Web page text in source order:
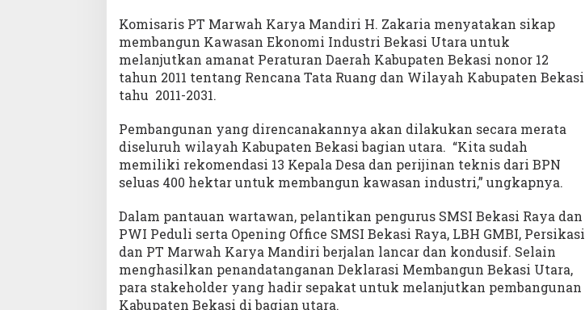
Komisaris PT Marwah Karya Mandiri H. Zakaria menyatakan sikap
membangun Kawasan Ekonomi Industri Bekasi Utara untuk
melanjutkan amanat Peraturan Daerah Kabupaten Bekasi nonor 12
tahun 2011 tentang Rencana Tata Ruang dan Wilayah Kabupaten Bekasi
tahu 2011-2031.
Pembangunan yang direncanakannya akan dilakukan secara merata
diseluruh wilayah Kabupaten Bekasi bagian utara. “Kita sudah
memiliki rekomendasi 13 Kepala Desa dan perijinan teknis dari BPN
seluas 400 hektar untuk membangun kawasan industri,” ungkapnya.
Dalam pantauan wartawan, pelantikan pengurus SMSI Bekasi Raya dan
PWI Peduli serta Opening Office SMSI Bekasi Raya, LBH GMBI, Persikasi
dan PT Marwah Karya Mandiri berjalan lancar dan kondusif. Selain
menghasilkan penandatanganan Deklarasi Membangun Bekasi Utara,
para stakeholder yang hadir sepakat untuk melanjutkan pembangunan
Kabupaten Bekasi di bagian utara.